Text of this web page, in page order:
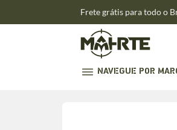
Frete grátis para todo o
NAVEGUE POR